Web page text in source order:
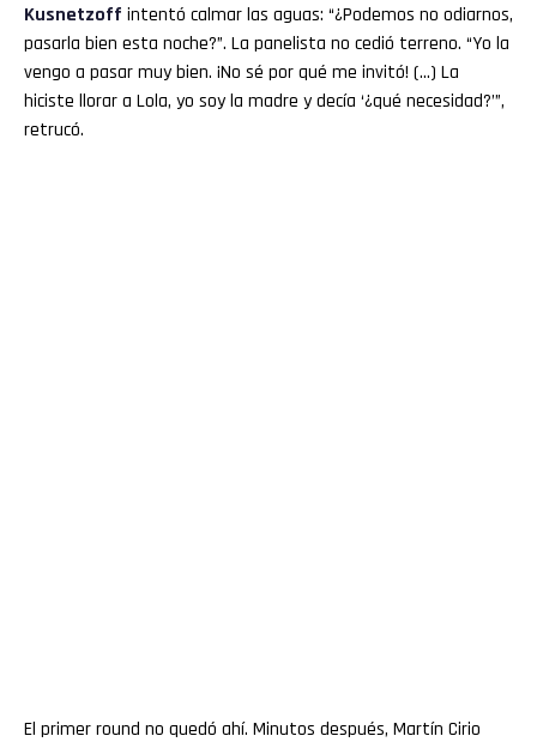
Kusnetzoff intentó calmar las aguas: “¿Podemos no odiarnos,
pasarla bien esta noche?”. La panelista no cedió terreno. “Yo la
vengo a pasar muy bien. ¡No sé por qué me invitó! (…) La
hiciste llorar a Lola, yo soy la madre y decía ‘¿qué necesidad?’”,
retrucó.
El primer round no quedó ahí. Minutos después, Martín Cirio